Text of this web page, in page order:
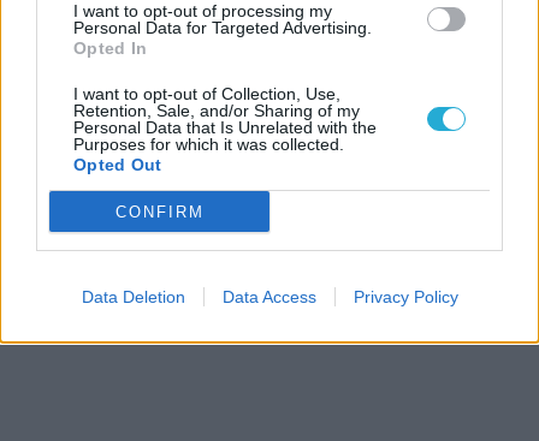
I want to opt-out of processing my
Personal Data for Targeted Advertising.
Opted In
I want to opt-out of Collection, Use,
Retention, Sale, and/or Sharing of my
Personal Data that Is Unrelated with the
Purposes for which it was collected.
Opted Out
CONFIRM
Data Deletion Data Access Privacy Policy